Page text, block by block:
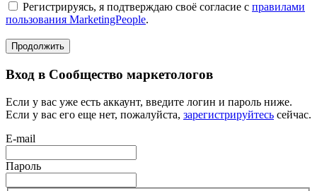
Регистрируясь, я подтверждаю своё согласие с правилами
пользования MarketingPeople.
Продолжить
Вход в Сообщество маркетологов
Если у вас уже есть аккаунт, введите логин и пароль ниже.
Если у вас его еще нет, пожалуйста, зарегистрируйтесь сейчас.
E-mail
Пароль